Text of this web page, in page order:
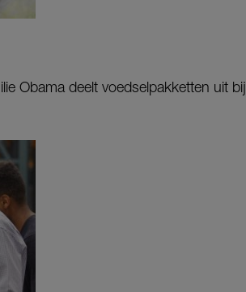
Obama deelt voedselpakketten uit bij